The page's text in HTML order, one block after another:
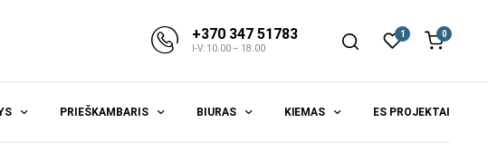
+370 347 51783
I-V: 10.00 – 18.00
1 0
PRIEŠKAMBARIS BIURAS KIEMAS ES PROJEKTAI